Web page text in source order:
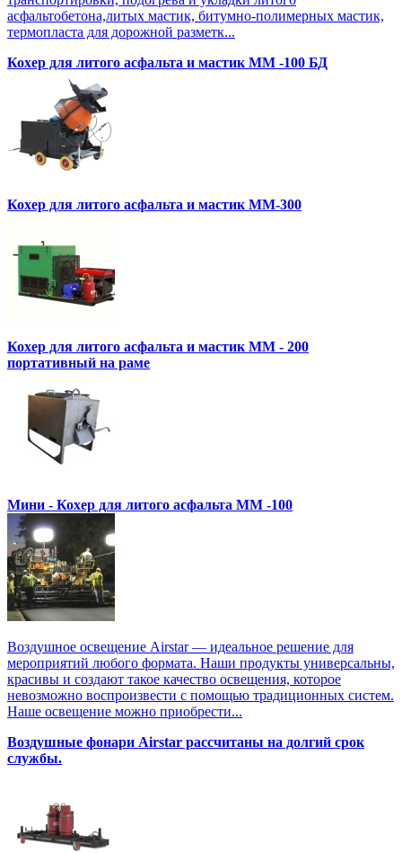
асфальтобетона,литых мастик, битумно-полимерных мастик,
термопласта для дорожной разметк...
Кохер для литого асфальта и мастик MM -100 БД
Кохер для литого асфальта и мастик MM-300
Кохер для литого асфальта и мастик MM - 200
портативный на раме
Мини - Кохер для литого асфальта MM -100
Воздушное освещение Airstar — идеальное решение для
мероприятий любого формата. Наши продукты универсальны,
красивы и создают такое качество освещения, которое
невозможно воспроизвести с помощью традиционных систем.
Наше освещение можно приобрести...
Воздушные фонари Airstar рассчитаны на долгий срок
службы.